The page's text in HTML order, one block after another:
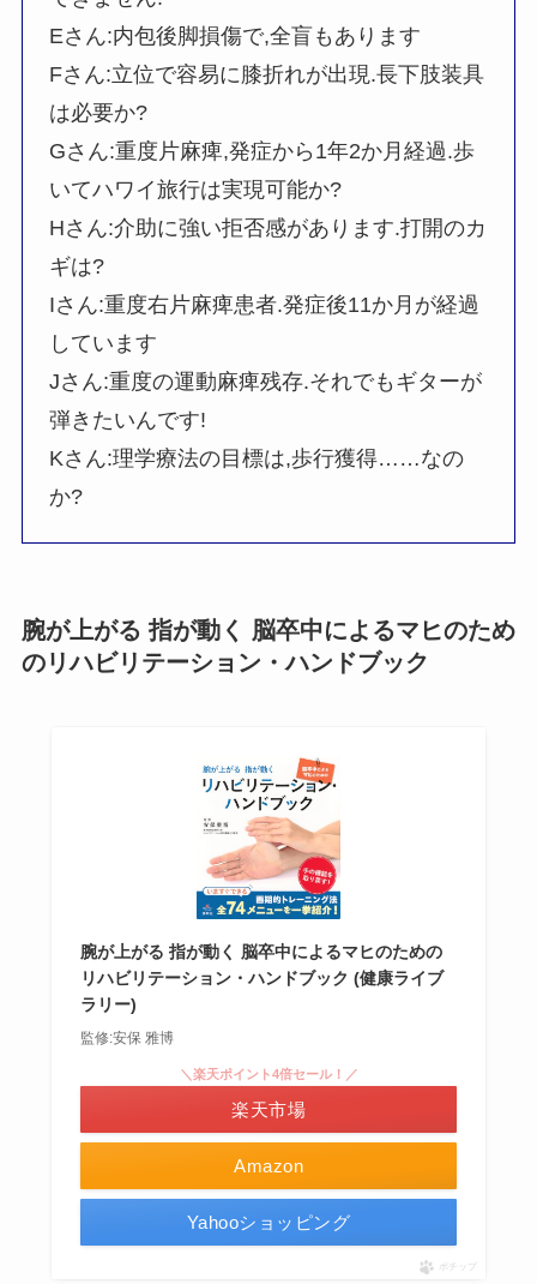
Eさん:内包後脚損傷で,全盲もあります
Fさん:立位で容易に膝折れが出現.長下肢装具
は必要か?
Gさん:重度片麻痺,発症から1年2か月経過.歩
いてハワイ旅行は実現可能か?
Hさん:介助に強い拒否感があります.打開のカ
ギは?
Iさん:重度右片麻痺患者.発症後11か月が経過
しています
Jさん:重度の運動麻痺残存.それでもギターが
弾きたいんです!
Kさん:理学療法の目標は,歩行獲得……なの
か?
腕が上がる 指が動く 脳卒中によるマヒのため
のリハビリテーション・ハンドブック
腕が上がる 指が動く 脳卒中によるマヒのための
リハビリテーション・ハンドブック (健康ライブ
ラリー)
監修:安保 雅博
Amazon
＼楽天ポイント4倍セール！／
楽天市場
Yahooショッピング
ポチップ